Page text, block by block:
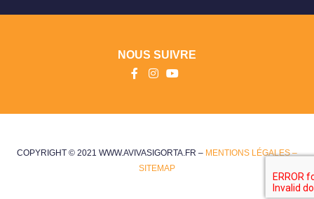
NOUS SUIVRE
COPYRIGHT © 2021 WWW.AVIVASIGORTA.FR – MENTIONS LÉGALES –
SITEMAP